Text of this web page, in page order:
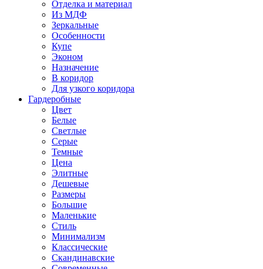
Отделка и материал
Из МДФ
Зеркальные
Особенности
Купе
Эконом
Назначение
В коридор
Для узкого коридора
Гардеробные
Цвет
Белые
Светлые
Серые
Темные
Цена
Элитные
Дешевые
Размеры
Большие
Маленькие
Стиль
Минимализм
Классические
Скандинавские